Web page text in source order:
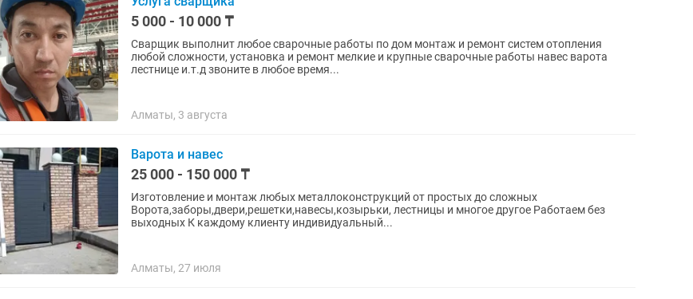
5 000 - 10 000 ₸
Сварщик выполнит любое сварочные работы по дом монтаж и ремонт систем отопления
любой сложности, установка и ремонт мелкие и крупные сварочные работы навес варота
лестнице и.т.д звоните в любое время...
Алматы, 3 августа
Варота и навес
25 000 - 150 000 ₸
Изготовление и монтаж любых металлоконструкций от простых до сложных
Ворота,заборы,двери,решетки,навесы,козырьки, лестницы и многое другое Работаем без
выходных К каждому клиенту индивидуальный...
Алматы, 27 июля